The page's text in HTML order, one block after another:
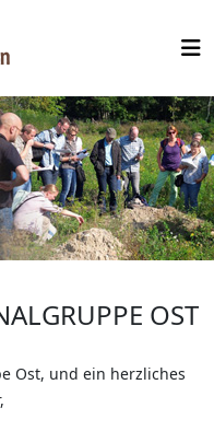
OST
Ost, und ein herzliches